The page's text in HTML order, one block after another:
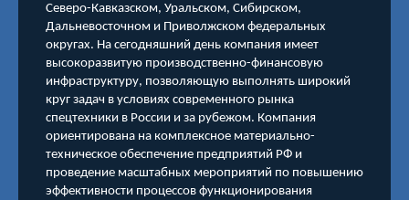
Северо-Кавказском, Уральском, Сибирском,
Дальневосточном и Приволжском федеральных
округах. На сегодняшний день компания имеет
высокоразвитую производственно-финансовую
инфраструктуру, позволяющую выполнять широкий
круг задач в условиях современного рынка
спецтехники в России и за рубежом. Компания
ориентирована на комплексное материально-
техническое обеспечение предприятий РФ и
проведение масштабных мероприятий по повышению
эффективности процессов функционирования